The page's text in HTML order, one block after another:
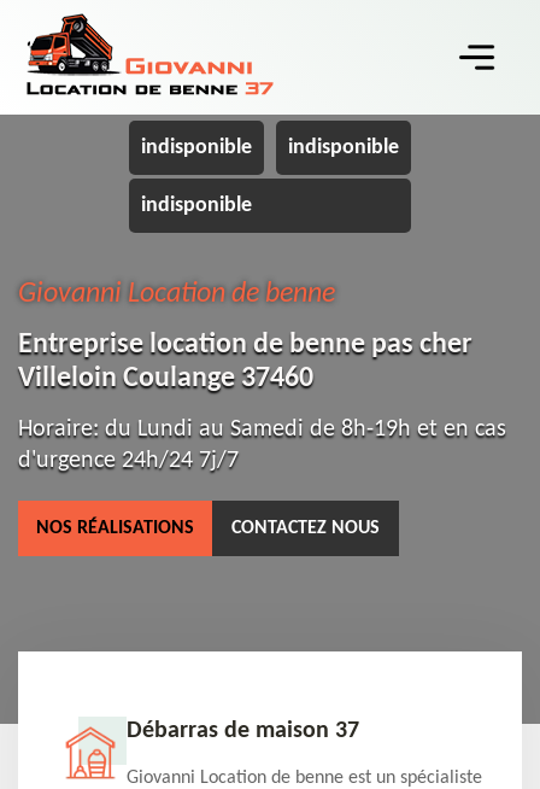
indisponible indisponible
indisponible
Giovanni Location de benne
Entreprise location de benne pas cher
Villeloin Coulange 37460
Horaire: du Lundi au Samedi de 8h-19h et en cas
d'urgence 24h/24 7j/7
NOS RÉALISATIONS CONTACTEZ NOUS
Débarras de maison 37
Giovanni Location de benne est un spécialiste